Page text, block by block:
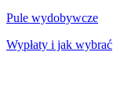
Pule wydobywcze
Wypłaty i jak wybrać